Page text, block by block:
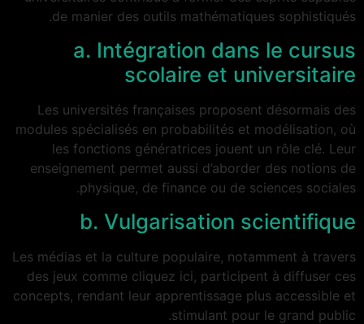
de manier des outils mathématiques sophistiqués.
a. Intégration dans le cursus
scolaire et universitaire
Les universités françaises proposent désormais des
modules spécialisés en probabilités et modélisation, où
les fonctions génératrices jouent un rôle clé. Leur
enseignement permet aussi d’aborder des notions de
physique, de finance ou de sciences sociales.
b. Vulgarisation scientifique
Les médias et la culture populaire, notamment à travers
des jeux comme cliquez ici, participent à diffuser ces
concepts, rendant leur apprentissage plus accessible et
stimulant pour le grand public.